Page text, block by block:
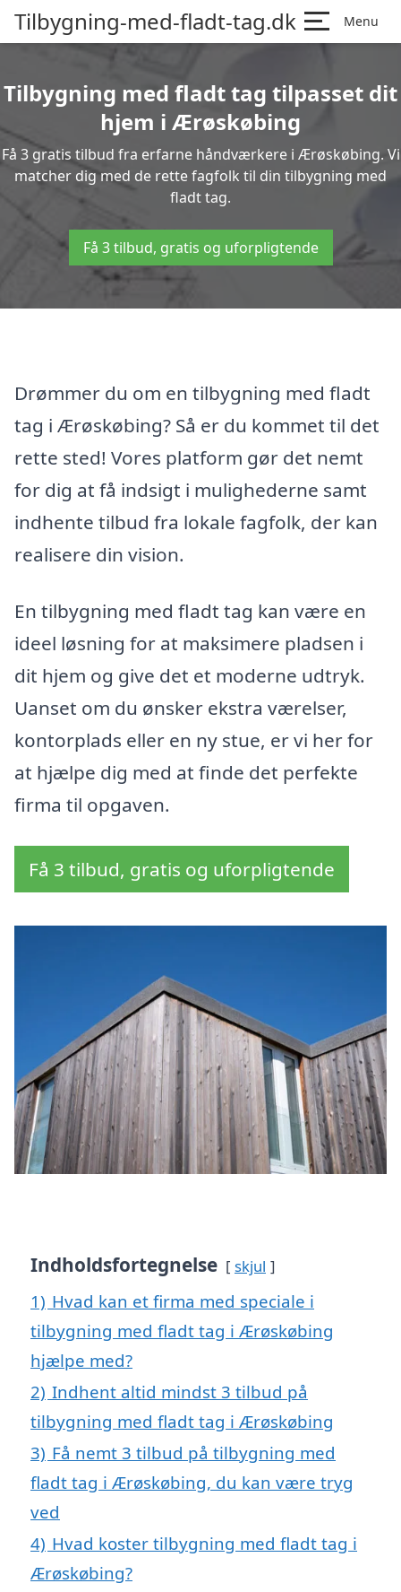
Tilbygning-med-fladt-tag.dk Menu
Tilbygning med fladt tag tilpasset dit
hjem i Ærøskøbing
Få 3 gratis tilbud fra erfarne håndværkere i Ærøskøbing. Vi
matcher dig med de rette fagfolk til din tilbygning med
fladt tag.
Få 3 tilbud, gratis og uforpligtende
Drømmer du om en tilbygning med fladt
tag i Ærøskøbing? Så er du kommet til det
rette sted! Vores platform gør det nemt
for dig at få indsigt i mulighederne samt
indhente tilbud fra lokale fagfolk, der kan
realisere din vision.
En tilbygning med fladt tag kan være en
ideel løsning for at maksimere pladsen i
dit hjem og give det et moderne udtryk.
Uanset om du ønsker ekstra værelser,
kontorplads eller en ny stue, er vi her for
at hjælpe dig med at finde det perfekte
firma til opgaven.
Få 3 tilbud, gratis og uforpligtende
Indholdsfortegnelse skjul
1) Hvad kan et firma med speciale i
tilbygning med fladt tag i Ærøskøbing
hjælpe med?
2) Indhent altid mindst 3 tilbud på
tilbygning med fladt tag i Ærøskøbing
3) Få nemt 3 tilbud på tilbygning med
fladt tag i Ærøskøbing, du kan være tryg
ved
4) Hvad koster tilbygning med fladt tag i
Ærøskøbing?